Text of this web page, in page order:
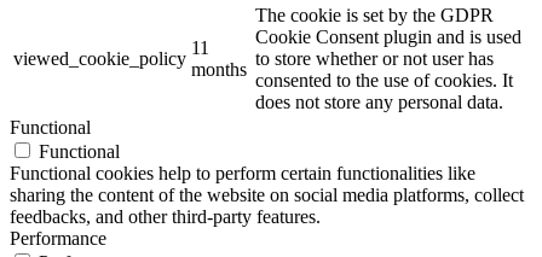
viewed_cookie_policy
11
months
The cookie is set by the GDPR
Cookie Consent plugin and is used
to store whether or not user has
consented to the use of cookies. It
does not store any personal data.
Functional
Functional
Functional cookies help to perform certain functionalities like
sharing the content of the website on social media platforms, collect
feedbacks, and other third-party features.
Performance